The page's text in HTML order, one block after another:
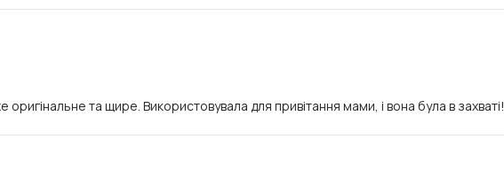
та щире. Використовувала для привітання мами, і вона була в захваті!